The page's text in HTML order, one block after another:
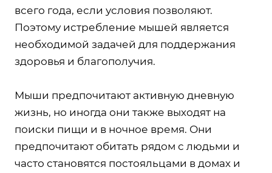
всего года, если условия позволяют.
Поэтому истребление мышей является
необходимой задачей для поддержания
здоровья и благополучия.
Мыши предпочитают активную дневную
жизнь, но иногда они также выходят на
поиски пищи и в ночное время. Они
предпочитают обитать рядом с людьми и
часто становятся постояльцами в домах и